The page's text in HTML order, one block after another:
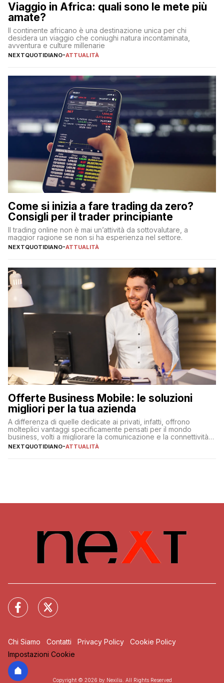
Viaggio in Africa: quali sono le mete più
amate?
Il continente africano è una destinazione unica per chi
desidera un viaggio che coniughi natura incontaminata,
avventura e culture millenarie
NEXTQUOTIDIANO-ATTUALITÀ
Come si inizia a fare trading da zero?
Consigli per il trader principiante
Il trading online non è mai un’attività da sottovalutare, a
maggior ragione se non si ha esperienza nel settore.
NEXTQUOTIDIANO-ATTUALITÀ
Offerte Business Mobile: le soluzioni
migliori per la tua azienda
A differenza di quelle dedicate ai privati, infatti, offrono
molteplici vantaggi specificamente pensati per il mondo
business, volti a migliorare la comunicazione e la connettività
degli utenti
NEXTQUOTIDIANO-ATTUALITÀ
Chi Siamo Contatti Privacy Policy
Cookie Policy
Impostazioni Cookie
Copyright © 2026 by Nexilia. All Rights Reserved